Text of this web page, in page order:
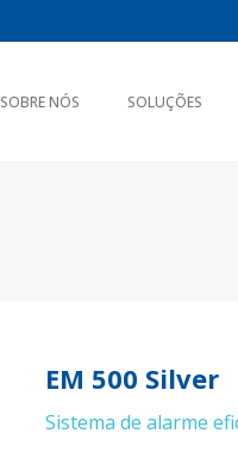
SOBRE NÓS SOLUÇÕES
EM 500 Silver
Sistema de alarme